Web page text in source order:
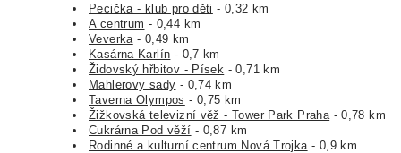
Pecička - klub pro děti - 0,32 km
A centrum - 0,44 km
Veverka - 0,49 km
Kasárna Karlín - 0,7 km
Židovský hřbitov - Písek - 0,71 km
Mahlerovy sady - 0,74 km
Taverna Olympos - 0,75 km
Žižkovská televizní věž - Tower Park Praha - 0,78 km
Cukrárna Pod věží - 0,87 km
Rodinné a kulturní centrum Nová Trojka - 0,9 km